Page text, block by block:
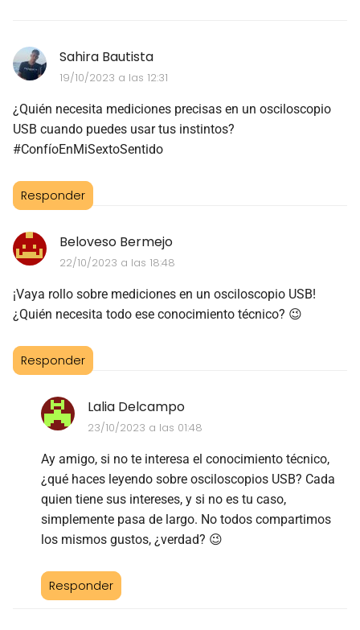
Sahira Bautista
19/10/2023 a las 12:31
¿Quién necesita mediciones precisas en un osciloscopio
USB cuando puedes usar tus instintos?
#ConfíoEnMiSextoSentido
Responder
Beloveso Bermejo
22/10/2023 a las 18:48
¡Vaya rollo sobre mediciones en un osciloscopio USB!
¿Quién necesita todo ese conocimiento técnico? 😉
Responder
Lalia Delcampo
23/10/2023 a las 01:48
Ay amigo, si no te interesa el conocimiento técnico,
¿qué haces leyendo sobre osciloscopios USB? Cada
quien tiene sus intereses, y si no es tu caso,
simplemente pasa de largo. No todos compartimos
los mismos gustos, ¿verdad? 😉
Responder